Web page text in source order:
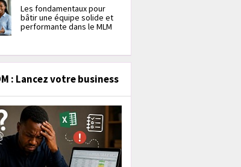
Les fondamentaux pour
bâtir une équipe solide et
performante dans le MLM
: Lancez votre business